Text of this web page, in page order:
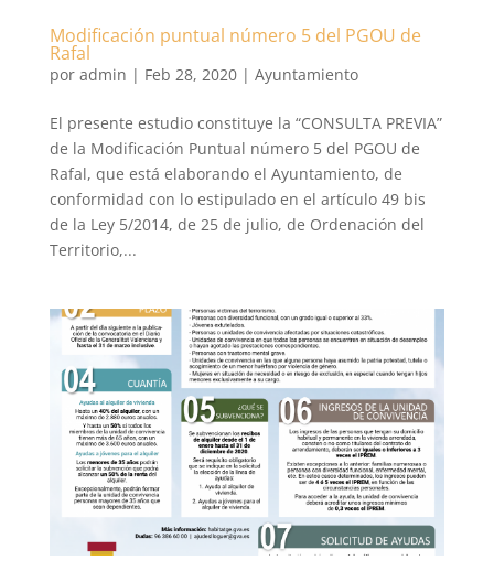
Modificación puntual número 5 del PGOU de
Rafal
por admin | Feb 28, 2020| Ayuntamiento
El presente estudio constituye la “CONSULTA PREVIA”
de la Modificación Puntual número 5 del PGOU de
Rafal, que está elaborando el Ayuntamiento, de
conformidad con lo estipulado en el artículo 49 bis
de la Ley 5/2014, de 25 de julio, de Ordenación del
Territorio,...